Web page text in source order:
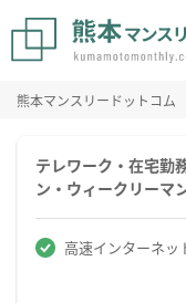
熊本マンスリードットコム
テレワーク・在宅勤
ン・ウィークリーマ
高速インターネッ